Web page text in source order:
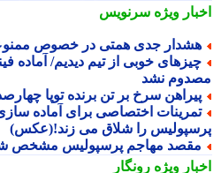
ویژهسرنویس
جدی همتی در خصوص ممنوعیت
خوبی از تیم دیدیم/ آماده
نشد
سرخ بر تن برنده توپا چهارصد و
اختصاصی برای آماده
را شلاق می زند!(عکس)
مهاجم پرسپولیس مشخص شد
ویژهرونگار